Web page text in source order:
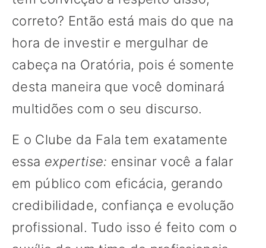
correto? Então está mais do que na
hora de investir e mergulhar de
cabeça na Oratória, pois é somente
desta maneira que você dominará
multidões com o seu discurso.
E o Clube da Fala tem exatamente
essa expertise: ensinar você a falar
em público com eficácia, gerando
credibilidade, confiança e evolução
profissional. Tudo isso é feito com o